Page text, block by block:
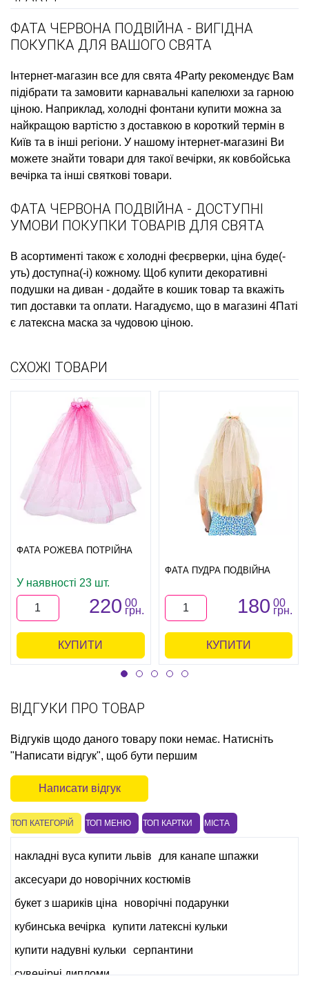
ФАТА ЧЕРВОНА ПОДВІЙНА - ВИГІДНА
ПОКУПКА ДЛЯ ВАШОГО СВЯТА
Інтернет-магазин все для свята 4Party рекомендує Вам
підібрати та замовити карнавальні капелюхи за гарною
ціною. Наприклад, холодні фонтани купити можна за
найкращою вартістю з доставкою в короткий термін в
Київ та в інші регіони. У нашому інтернет-магазині Ви
можете знайти товари для такої вечірки, як ковбойська
вечірка та інші святкові товари.
ФАТА ЧЕРВОНА ПОДВІЙНА - ДОСТУПНІ
УМОВИ ПОКУПКИ ТОВАРІВ ДЛЯ СВЯТА
В асортименті також є холодні феєрверки, ціна буде(-
уть) доступна(-і) кожному. Щоб купити декоративні
подушки на диван - додайте в кошик товар та вкажіть
тип доставки та оплати. Нагадуємо, що в магазині 4Паті
є латексна маска за чудовою ціною.
СХОЖІ ТОВАРИ
ФАТА РОЖЕВА ПОТРІЙНА
У наявності 23 шт.
220 00
грн.
КУПИТИ
ФАТА ПУДРА ПОДВІЙНА
180 00
грн.
КУПИТИ
ВІДГУКИ ПРО ТОВАР
Відгуків щодо даного товару поки немає. Натисніть
"Написати відгук", щоб бути першим
Написати відгук
ТОП КАТЕГОРІЙ ТОП МЕНЮ ТОП КАРТКИ МІСТА
накладні вуса купити львів
для канапе шпажки
аксесуари до новорічних костюмів
букет з шариків ціна
новорічні подарунки
кубинська вечірка
купити латексні кульки
купити надувні кульки
серпантини
сувенірні дипломи